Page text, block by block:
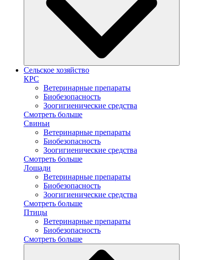
Сельское хозяйство
КРС
Ветеринарные препараты
Биобезопасность
Зоогигиенические средства
Смотреть больше
Свиньи
Ветеринарные препараты
Биобезопасность
Зоогигиенические средства
Смотреть больше
Лошади
Ветеринарные препараты
Биобезопасность
Зоогигиенические средства
Смотреть больше
Птицы
Ветеринарные препараты
Биобезопасность
Смотреть больше